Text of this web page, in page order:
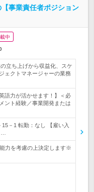
事業責任者ポジション
中
立ち上げから収益化、スケ
ェクトマネージャーの業務
語力が活かせます！】＜必
ント経験／事業開発または
－1 転勤：なし 【雇い入
力を考慮の上決定します※